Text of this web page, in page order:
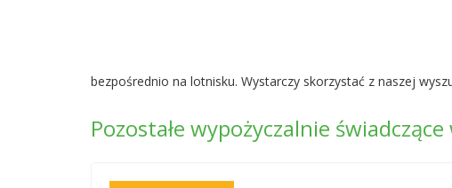
bezpośrednio na lotnisku. Wystarczy skorzystać z naszej
Pozostałe wypożyczalnie